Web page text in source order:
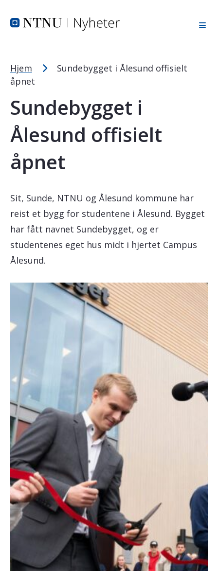
PC: Press ned CTRL og klikk på + (pluss) for å forstørre
Hjem
Sundebygget i Ålesund offisielt
åpnet
Sundebygget i
Ålesund offisielt
åpnet
Sit, Sunde, NTNU og Ålesund kommune har
reist et bygg for studentene i Ålesund. Bygget
har fått navnet Sundebygget, og er
studentenes eget hus midt i hjertet Campus
Ålesund.